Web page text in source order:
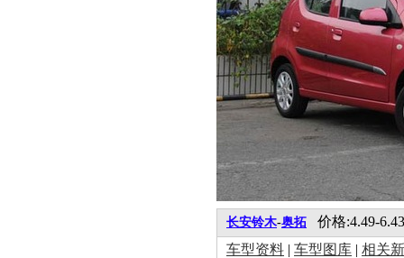
长安铃木-奥拓 价格:4.49-
车型资料 | 车型图库 | 相关